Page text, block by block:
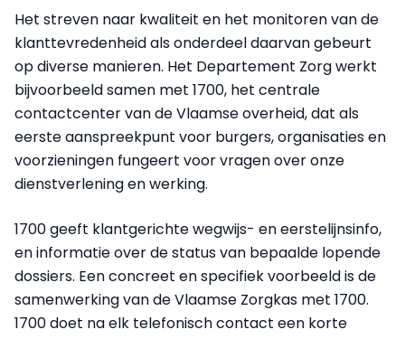
Het streven naar kwaliteit en het monitoren van de
klanttevredenheid als onderdeel daarvan gebeurt
op diverse manieren. Het Departement Zorg werkt
bijvoorbeeld samen met 1700, het centrale
contactcenter van de Vlaamse overheid, dat als
eerste aanspreekpunt voor burgers, organisaties en
voorzieningen fungeert voor vragen over onze
dienstverlening en werking.
1700 geeft klantgerichte wegwijs- en eerstelijnsinfo,
en informatie over de status van bepaalde lopende
dossiers. Een concreet en specifiek voorbeeld is de
samenwerking van de Vlaamse Zorgkas met 1700.
1700 doet na elk telefonisch contact een korte